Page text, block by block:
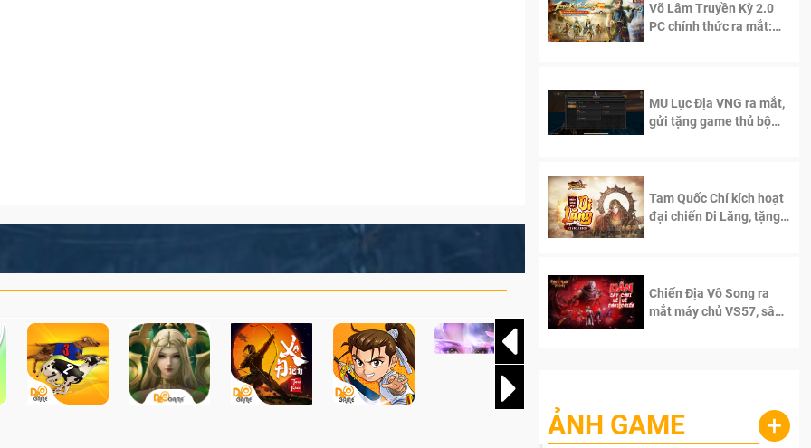
Võ Lâm Truyền Kỳ 2.0
PC chính thức ra mắt:
MU Lục Địa VNG ra mắt,
gửi tặng game thủ bộ
Tam Quốc Chí kích hoạt
đại chiến Di Lăng, tặng
Chiến Địa Vô Song ra
mắt máy chủ VS57, sân
ẢNH GAME +
Lala Croft vừa nóng vừa xinh dưới nét vẽ